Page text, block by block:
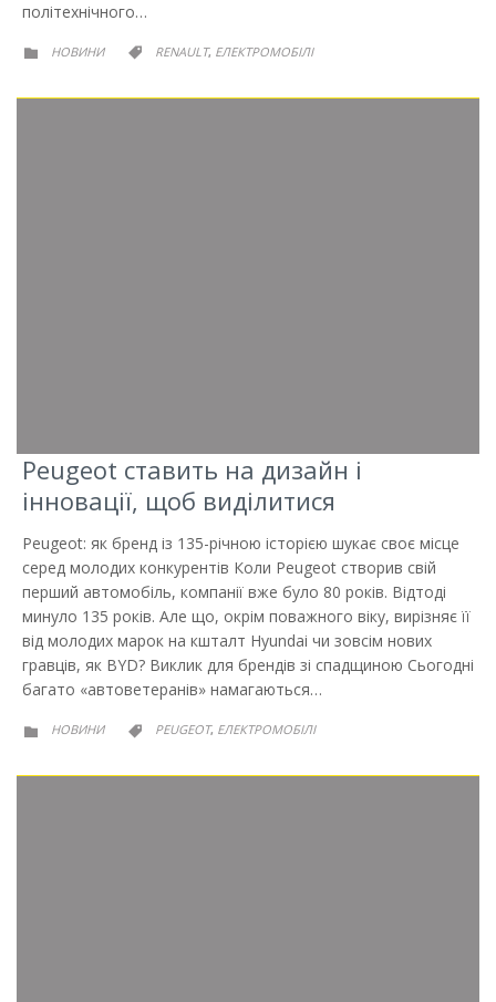
політехнічного…
 РУБРИКА
НОВИНИ  РУБРИКА
RENAULT, ЕЛЕКТРОМОБІЛІ
Peugeot ставить на дизайн і
інновації, щоб виділитися
Peugeot: як бренд із 135-річною історією шукає своє місце
серед молодих конкурентів Коли Peugeot створив свій
перший автомобіль, компанії вже було 80 років. Відтоді
минуло 135 років. Але що, окрім поважного віку, вирізняє її
від молодих марок на кшталт Hyundai чи зовсім нових
гравців, як BYD? Виклик для брендів зі спадщиною Сьогодні
багато «автоветеранів» намагаються…
 РУБРИКА
НОВИНИ  РУБРИКА
PEUGEOT, ЕЛЕКТРОМОБІЛІ